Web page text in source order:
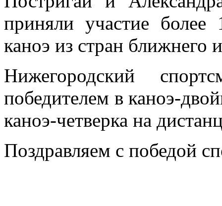
приняли участие
каноэ из стран ближнего
Нижегородский
победителем в каноэ-
каноэ-четверка на
Поздравляем с победой